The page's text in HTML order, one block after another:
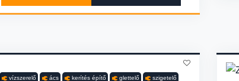
vízszerelő ács kerítés építő glettelő szigetelő